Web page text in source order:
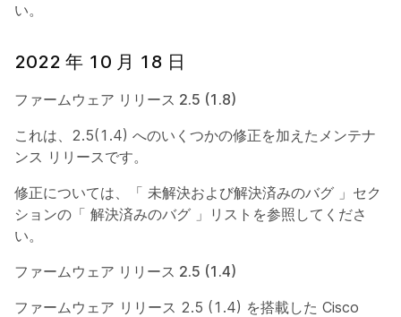
い。
2022 年 10 月 18 日
ファームウェア リリース 2.5 (1.8)
これは、2.5(1.4) へのいくつかの修正を加えたメンテナ
ンス リリースです。
修正については、「 未解決および解決済みのバグ 」セク
ションの「 解決済みのバグ 」リストを参照してくださ
い。
ファームウェア リリース 2.5 (1.4)
ファームウェア リリース 2.5 (1.4) を搭載した Cisco